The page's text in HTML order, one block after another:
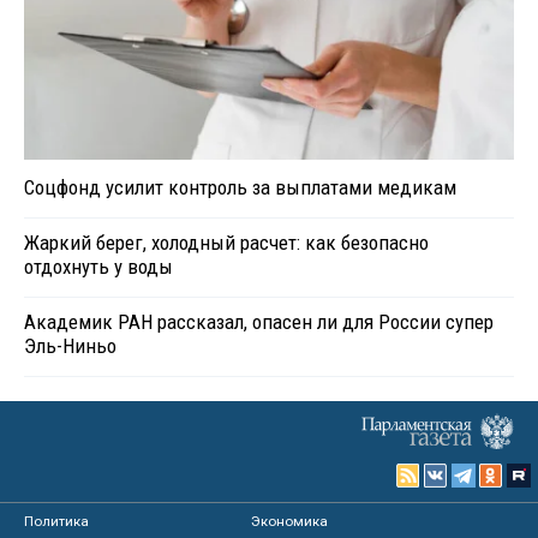
Соцфонд усилит контроль за выплатами медикам
Жаркий берег, холодный расчет: как безопасно
отдохнуть у воды
Академик РАН рассказал, опасен ли для России супер
Эль-Ниньо
Политика
Экономика